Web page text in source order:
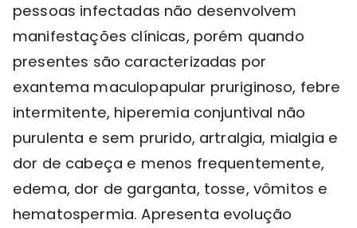
pessoas infectadas não desenvolvem
manifestações clínicas, porém quando
presentes são caracterizadas por
exantema maculopapular pruriginoso, febre
intermitente, hiperemia conjuntival não
purulenta e sem prurido, artralgia, mialgia e
dor de cabeça e menos frequentemente,
edema, dor de garganta, tosse, vômitos e
hematospermia. Apresenta evolução